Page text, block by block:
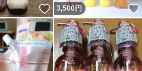
いいね！
3,500円